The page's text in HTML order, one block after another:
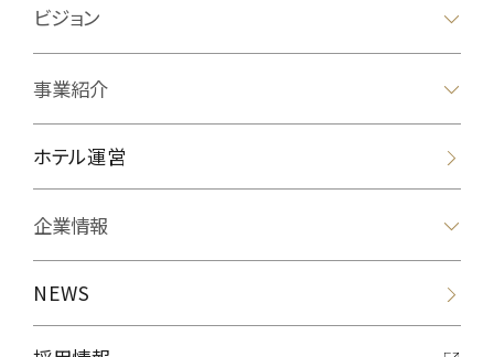
ビジョン
事業紹介
ホテル運営
企業情報
NEWS